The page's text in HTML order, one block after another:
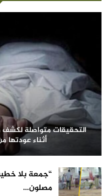
التحقيقات متواصلة
أثناء عودتها
“جمعة بلا
مصلون…